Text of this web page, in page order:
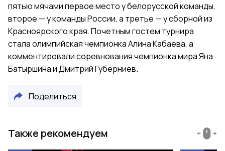
пятью мячами первое место у белорусской команды,
второе — у команды России, а третье — у сборной из
Красноярского края. Почетным гостем турнира
стала олимпийская чемпионка Алина Кабаева, а
комментировали соревнования чемпионка мира Яна
Батыршина и Дмитрий Губерниев.
Поделиться
Также рекомендуем